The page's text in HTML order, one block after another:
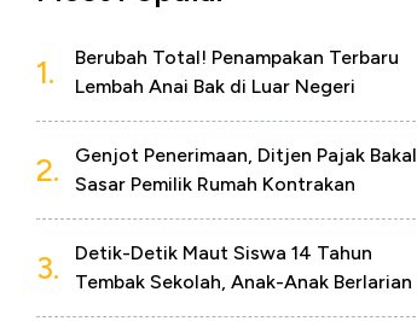
1.
Berubah Total! Penampakan Terbaru
Lembah Anai Bak di Luar Negeri
2.
Genjot Penerimaan, Ditjen Pajak Bakal
Sasar Pemilik Rumah Kontrakan
3.
Detik-Detik Maut Siswa 14 Tahun
Tembak Sekolah, Anak-Anak Berlarian